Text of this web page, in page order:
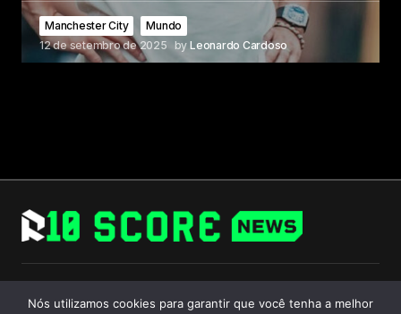
Manchester City
Mundo
12 de setembro de 2025 by Leonardo Cardoso
Follow Us
Nós utilizamos cookies para garantir que você tenha a melhor